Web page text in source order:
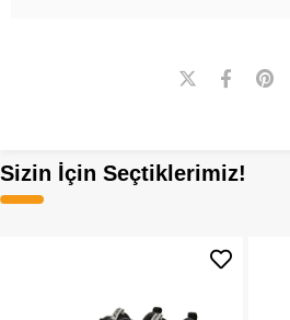
Sizin İçin Seçtiklerimiz!